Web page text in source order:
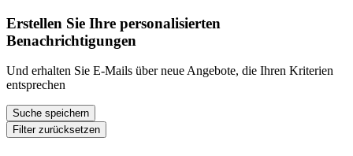
Erstellen Sie Ihre personalisierten
Benachrichtigungen
Und erhalten Sie E-Mails über neue Angebote, die Ihren Kriterien
entsprechen
Suche speichern
Filter zurücksetzen